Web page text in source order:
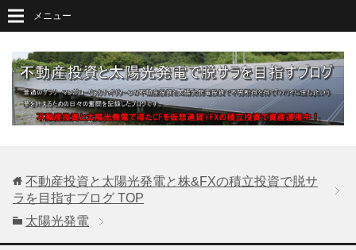
メニュー
不動産投資と太陽光発電と株&FXの積立投資で脱サ
ラを目指すブログ TOP
太陽光発電